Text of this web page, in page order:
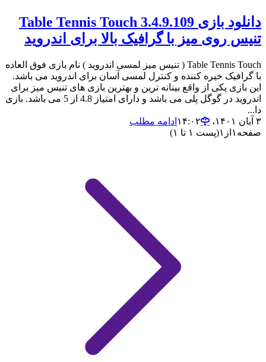
دانلود بازی Table Tennis Touch 3.4.9.109
تنیس روی میز با گرافیک بالا برای اندروید
Table Tennis Touch ( تنیس میز لمسی اندروید ) نام بازی فوق العاده
با گرافیک خیره کننده و کنترل لمسی آسان برای اندروید می باشد.
این بازی یکی از واقع بینانه ترین و بهترین بازی های تنیس میز برای
اندروید در گوگل پلی می باشد و دارای امتیاز 4.8 از 5 می باشد. بازی
دا...
۳ آبان ۱۴۰۱،‏ ۱۴:۰۲
ادامه مطلب
صفحه ۱ از ۱(پست ۱ تا ۱)